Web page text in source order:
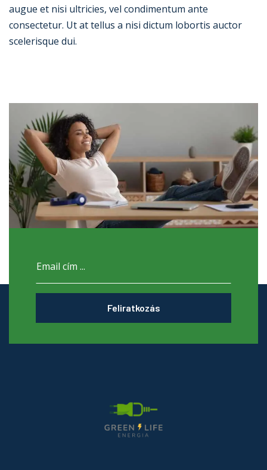
augue et nisi ultricies, vel condimentum ante
consectetur. Ut at tellus a nisi dictum lobortis auctor
scelerisque dui.
Feliratkozás